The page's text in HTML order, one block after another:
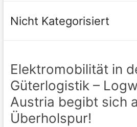
Nicht Kategorisiert
Elektromobilität in
Güterlogistik –
Austria begibt sich
Überholspur!